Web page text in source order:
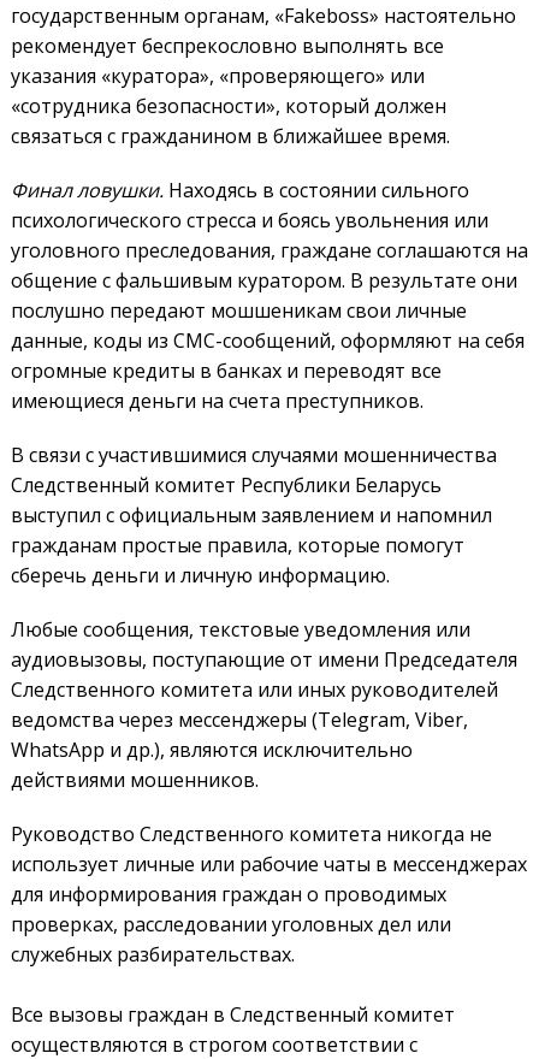
государственным органам, «Fakeboss» настоятельно
рекомендует беспрекословно выполнять все
указания «куратора», «проверяющего» или
«сотрудника безопасности», который должен
связаться с гражданином в ближайшее время.
Финал ловушки.Находясь в состоянии сильного
психологического стресса и боясь увольнения или
уголовного преследования, граждане соглашаются на
общение с фальшивым куратором. В результате они
послушно передают мошшеникам свои личные
данные, коды из СМС-сообщений, оформляют на себя
огромные кредиты в банках и переводят все
имеющиеся деньги на счета преступников.
В связи с участившимися случаями мошенничества
Следственный комитет Республики Беларусь
выступил с официальным заявлением и напомнил
гражданам простые правила, которые помогут
сберечь деньги и личную информацию.
Любые сообщения, текстовые уведомления или
аудиовызовы, поступающие от имени Председателя
Следственного комитета или иных руководителей
ведомства через мессенджеры (Telegram, Viber,
WhatsApp и др.), являются исключительно
действиями мошенников.
Руководство Следственного комитета никогда не
использует личные или рабочие чаты в мессенджерах
для информирования граждан о проводимых
проверках, расследовании уголовных дел или
служебных разбирательствах.
Все вызовы граждан в Следственный комитет
осуществляются в строгом соответствии с